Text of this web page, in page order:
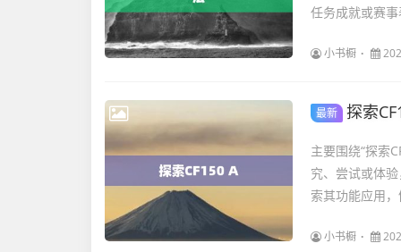
任务成就或赛
小书橱
最新 探索
主要围绕“探索
究、尝试或体
索其功能应用
小书橱